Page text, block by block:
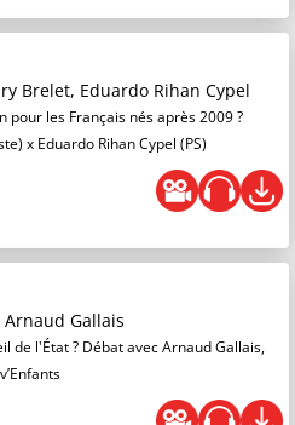
Brelet, Eduardo Rihan Cypel
les Français nés après 2009 ?
x Eduardo Rihan Cypel (PS)
Arnaud Gallais
de l'État ? Débat avec Arnaud Gallais,